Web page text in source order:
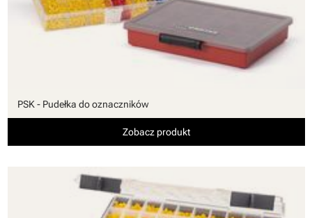
PSK - Pudełka do oznaczników
Zobacz produkt